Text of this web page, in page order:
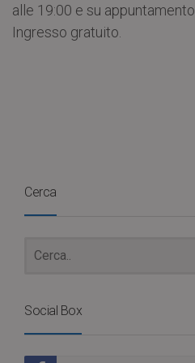
alle 19:00 e su appuntamento.
Ingresso gratuito.
Cerca
Social Box